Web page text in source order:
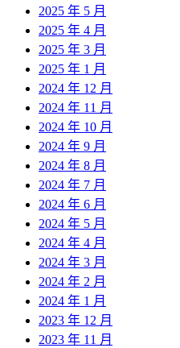
2025 年 5 月
2025 年 4 月
2025 年 3 月
2025 年 1 月
2024 年 12 月
2024 年 11 月
2024 年 10 月
2024 年 9 月
2024 年 8 月
2024 年 7 月
2024 年 6 月
2024 年 5 月
2024 年 4 月
2024 年 3 月
2024 年 2 月
2024 年 1 月
2023 年 12 月
2023 年 11 月